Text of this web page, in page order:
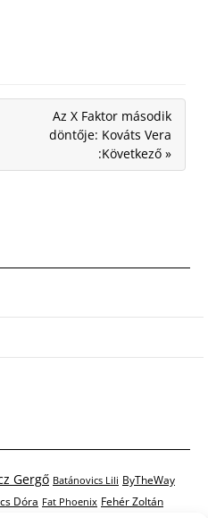
Az X Faktor második
döntője: Kováts Vera
:Következő »
Gergő Batánovics Lili ByTheWay
Dóra Fat Phoenix Fehér Zoltán